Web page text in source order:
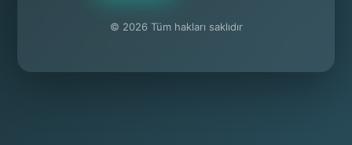
© 2026 Tüm hakları saklıdır